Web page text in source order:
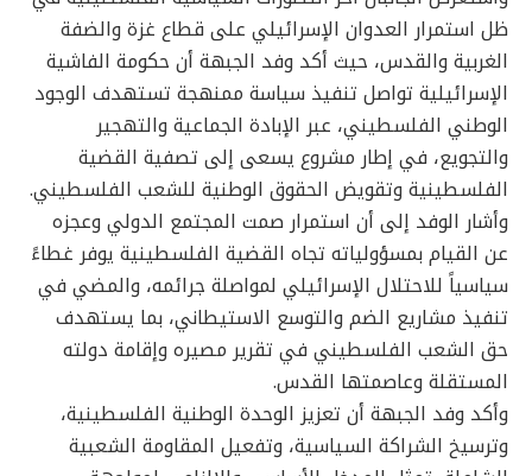
ظل استمرار العدوان الإسرائيلي على قطاع غزة والضفة
الغربية والقدس، حيث أكد وفد الجبهة أن حكومة الفاشية
الإسرائيلية تواصل تنفيذ سياسة ممنهجة تستهدف الوجود
الوطني الفلسطيني، عبر الإبادة الجماعية والتهجير
والتجويع، في إطار مشروع يسعى إلى تصفية القضية
الفلسطينية وتقويض الحقوق الوطنية للشعب الفلسطيني.
وأشار الوفد إلى أن استمرار صمت المجتمع الدولي وعجزه
عن القيام بمسؤولياته تجاه القضية الفلسطينية يوفر غطاءً
سياسياً للاحتلال الإسرائيلي لمواصلة جرائمه، والمضي في
تنفيذ مشاريع الضم والتوسع الاستيطاني، بما يستهدف
حق الشعب الفلسطيني في تقرير مصيره وإقامة دولته
المستقلة وعاصمتها القدس.
وأكد وفد الجبهة أن تعزيز الوحدة الوطنية الفلسطينية،
وترسيخ الشراكة السياسية، وتفعيل المقاومة الشعبية